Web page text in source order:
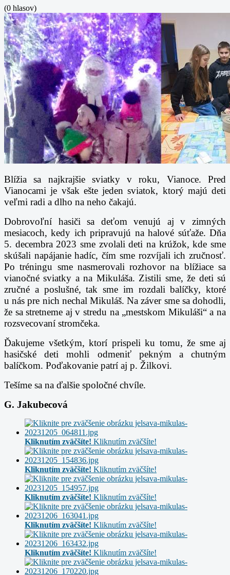
(0 hlasov)
Blížia sa najkrajšie sviatky v roku, Vianoce. Pred
Vianocami je však ešte jeden sviatok, ktorý majú deti
veľmi radi a dlho na neho čakajú.
Dobrovoľní hasiči sa deťom venujú aj v zimných
mesiacoch, kedy ich pripravujú na halové súťaže. Dňa
5. decembra 2023 sme zvolali deti na krúžok, kde sme
skúšali napájanie hadíc, čím sme rozvíjali ich zručnosť.
Po tréningu sme nasmerovali rozhovor na blížiace sa
vianočné sviatky a na Mikuláša. Zistili sme, že deti sú
zručné a poslušné, tak sme im rozdali balíčky, ktoré
u nás pre nich nechal Mikuláš. Na záver sme sa dohodli,
že sa stretneme aj v stredu na „mestskom Mikuláši“ a na
rozsvecovaní stromčeka.
Ďakujeme všetkým, ktorí prispeli ku tomu, že sme aj
hasičské deti mohli odmeniť pekným a chutným
balíčkom. Poďakovanie patrí aj p. Žilkovi.
Tešíme sa na ďalšie spoločné chvíle.
G. Jakubecová
Kliknutím zväčšíte! Kliknutím zväčšíte!
Kliknutím zväčšíte! Kliknutím zväčšíte!
Kliknutím zväčšíte! Kliknutím zväčšíte!
Kliknutím zväčšíte! Kliknutím zväčšíte!
Kliknutím zväčšíte! Kliknutím zväčšíte!